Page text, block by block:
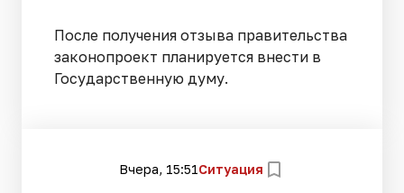
После получения отзыва правительства
законопроект планируется внести в
Государственную думу.
Вчера, 15:51Ситуация